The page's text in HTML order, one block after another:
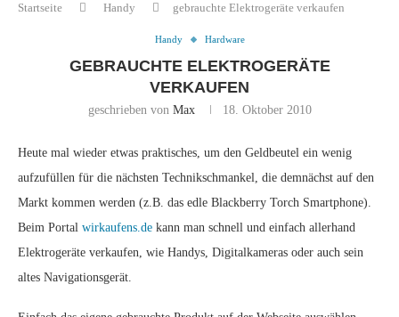
Startseite Handy gebrauchte Elektrogeräte verkaufen
Handy Hardware
GEBRAUCHTE ELEKTROGERÄTE
VERKAUFEN
geschrieben von Max 18. Oktober 2010
Heute mal wieder etwas praktisches, um den Geldbeutel ein wenig
aufzufüllen für die nächsten Technikschmankel, die demnächst auf den
Markt kommen werden (z.B. das edle Blackberry Torch Smartphone).
Beim Portal wirkaufens.de kann man schnell und einfach allerhand
Elektrogeräte verkaufen, wie Handys, Digitalkameras oder auch sein
altes Navigationsgerät.